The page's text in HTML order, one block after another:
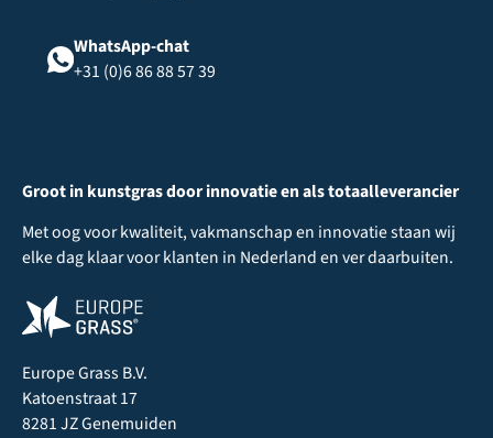
WhatsApp-chat
+31 (0)6 86 88 57 39
Groot in kunstgras door innovatie en als totaalleverancier
Met oog voor kwaliteit, vakmanschap en innovatie staan wij
elke dag klaar voor klanten in Nederland en ver daarbuiten.
Europe Grass B.V.
Katoenstraat 17
8281 JZ Genemuiden